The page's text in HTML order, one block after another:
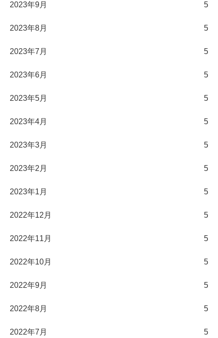
2023年9月 5
2023年8月 5
2023年7月 5
2023年6月 5
2023年5月 5
2023年4月 5
2023年3月 5
2023年2月 5
2023年1月 5
2022年12月 5
2022年11月 5
2022年10月 5
2022年9月 5
2022年8月 5
2022年7月 5